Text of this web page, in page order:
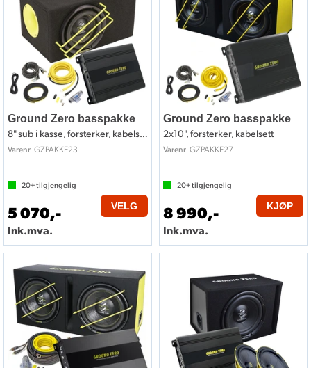
Ground Zero basspakke
8" sub i kasse, forsterker, kabelsett
Varenr GZPAKKE23
20+tilgjengelig
5 070,-
Ink.mva.
VELG
Ground Zero basspakke
2x10", forsterker, kabelsett
Varenr GZPAKKE27
20+tilgjengelig
8 990,-
Ink.mva.
KJØP